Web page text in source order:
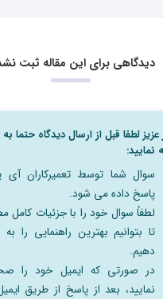
دیدگاهی برای این مقاله ثبت
عزیز لطفا قبل از ارسال دیدگاه حتما
نمایید:
سوال شما توسط تعمیرکاران آی
پاسخ داده می شود.
لطفاً سوال خود را با جزئیات کامل
تا بتوانیم بهترین راهنمایی را به
دهیم.
در صورتی که ایمیل خود را
نمایید، بعد از پاسخ از طریق